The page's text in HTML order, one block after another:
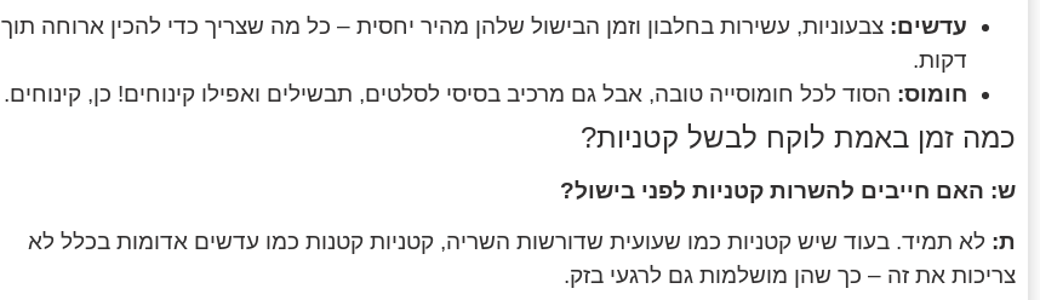
עדשים: צבעוניות, עשירות בחלבון וזמן הבישול שלהן מהיר יחסית – כל מה שצריך כדי להכין ארוחה תוך
דקות.
חומוס: הסוד לכל חומוסייה טובה, אבל גם מרכיב בסיסי לסלטים, תבשילים ואפילו קינוחים! כן, קינוחים.
כמה זמן באמת לוקח לבשל קטניות?
ש: האם חייבים להשרות קטניות לפני בישול?
ת: לא תמיד. בעוד שיש קטניות כמו שעועית שדורשות השריה, קטניות קטנות כמו עדשים אדומות בכלל לא
צריכות את זה – כך שהן מושלמות גם לרגעי בזק.